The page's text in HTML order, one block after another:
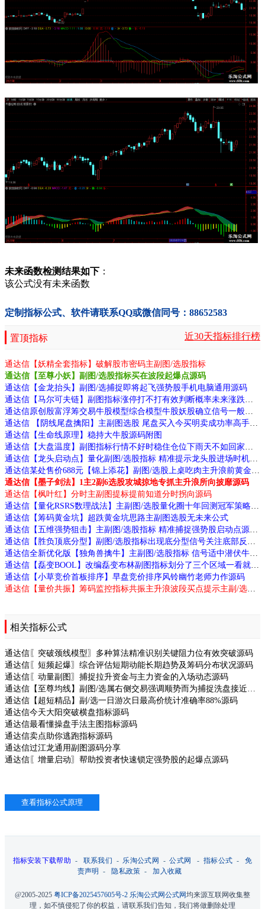
未来函数检测结果如下 ：
该公式没有未来函数
定制指标公式、软件请联系QQ或微信同号：88652583
置顶指标 近30天指标排行榜
通达信【妖精全套指标】破解股市密码主副图/选股指标
通达信【至尊小妖】副图/选股指标买在波段起爆点源码
通达信【金龙抬头】副图/选捕捉即将起飞强势股手机电脑通用源码
通达信【生命线原理】稳持大牛股源码附图
通达信【墨子剑法】1主2副6选股攻城掠地专抓主升浪所向披靡源码
通达信【枫叶红】分时主副图提标提前知道分时拐向源码
通达信【筹码黄金坑】超跌黄金坑思路主副图选股无未来公式
通达信【小草竞价首板排序】早盘竞价排序风铃幽竹老师力作源码
相关指标公式
通达信〖突破颈线模型〗多种算法精准识别关键阻力位有效突破源码
通达信〖短频起爆〗综合评估短期动能长期趋势及筹码分布状况源码
通达信〖动量副图〗捕捉拉升资金与主力资金的入场动态源码
通达信【超短精品】副/选一日游次日最高价统计准确率88%源码
通达信今天大阳突破横盘指标源码
通达信最看懂操盘手法主图指标源码
通达信卖点助你逃跑指标源码
通达信过江龙通用副图源码分享
通达信〖增量启动〗帮助投资者快速锁定强势股的起爆点源码
指标安装下载帮助 - 联系我们 - 乐淘公式网 -公式网 -指标公式 -免
责声明 -隐私政策 -加入收藏
@2005-2025 粤ICP备2025457605号-2 乐淘公式网公式网均来源互联网收集整
理，如不慎侵犯了你的权益，请联系我们告知，我们将做删除处理